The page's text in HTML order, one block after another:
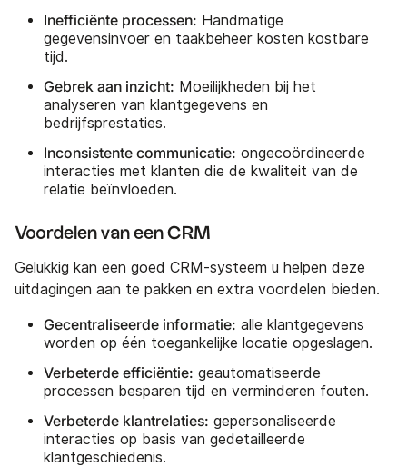
Inefficiënte processen: Handmatige
gegevensinvoer en taakbeheer kosten kostbare
tijd.
Gebrek aan inzicht: Moeilijkheden bij het
analyseren van klantgegevens en
bedrijfsprestaties.
Inconsistente communicatie: ongecoördineerde
interacties met klanten die de kwaliteit van de
relatie beïnvloeden.
Voordelen van een CRM
Gelukkig kan een goed CRM-systeem u helpen deze
uitdagingen aan te pakken en extra voordelen bieden.
Gecentraliseerde informatie: alle klantgegevens
worden op één toegankelijke locatie opgeslagen.
Verbeterde efficiëntie: geautomatiseerde
processen besparen tijd en verminderen fouten.
Verbeterde klantrelaties: gepersonaliseerde
interacties op basis van gedetailleerde
klantgeschiedenis.